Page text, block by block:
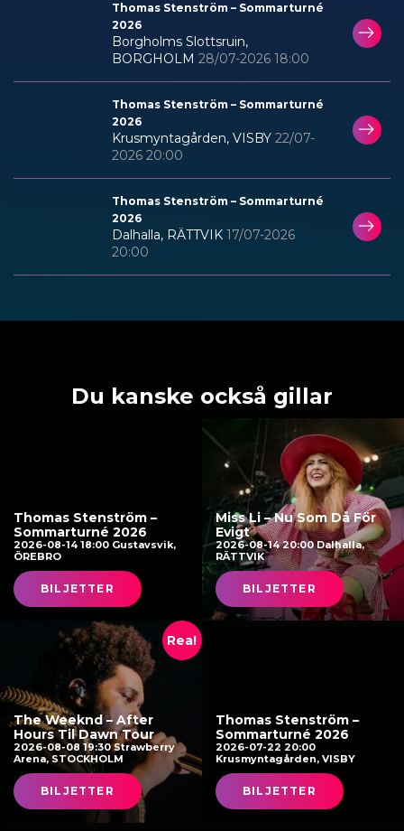
Thomas Stenström – Sommarturné
2026
Borgholms Slottsruin,
BORGHOLM 28/07-2026 18:00
Thomas Stenström – Sommarturné
2026
Krusmyntagården, VISBY 22/07-
2026 20:00
Thomas Stenström – Sommarturné
2026
Dalhalla, RÄTTVIK 17/07-2026
20:00
Du kanske också gillar
Thomas Stenström –
Sommarturné 2026
2026-08-14 18:00 Gustavsvik,
ÖREBRO
BILJETTER
Miss Li – Nu Som Då För
Evigt
2026-08-14 20:00 Dalhalla,
RÄTTVIK
BILJETTER
Rea!
The Weeknd – After
Hours Til Dawn Tour
2026-08-08 19:30 Strawberry
Arena, STOCKHOLM
BILJETTER
Thomas Stenström –
Sommarturné 2026
2026-07-22 20:00
Krusmyntagården, VISBY
BILJETTER